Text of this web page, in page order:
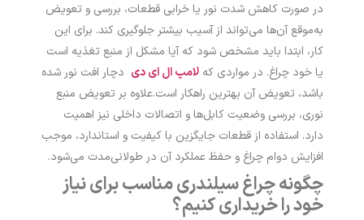
در صورت کاهش شدت نور یا خرابی قطعات، بررسی و تعویض
به‌موقع آن‌ها می‌تواند از آسیب بیشتر جلوگیری کند. برای این
کار، ابتدا باید مشخص شود که آیا مشکل از منبع تغذیه است
یا خود چراغ. در مواردی که لامپ ال ای دی دچار افت نور شده
باشد، تعویض آن بهترین راهکار است.علاوه بر تعویض منبع
نوری، بررسی وضعیت کابل‌ها و اتصالات داخلی نیز اهمیت
دارد. استفاده از قطعات جایگزین با کیفیت و استاندارد، موجب
افزایش دوام چراغ و حفظ عملکرد آن در طولانی‌مدت می‌شود.
چگونه چراغ سیلندری مناسب برای نیاز
خود را خریداری کنیم؟